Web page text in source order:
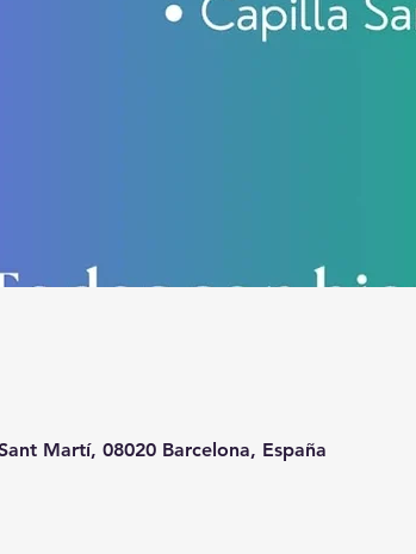
Martí, 08020 Barcelona, España